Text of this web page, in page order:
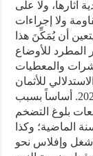
آثارها، ولا على
ولا إجراءات
أن يُمَكِّنَ هذا
المطرد للأوضاع
والمعطيات
للأثمان
عند الاستهلاك ب 10,1% خلال شهر فبراير 2023. أساساً بسبب
الغذائية ب 20,1%؛ وتوقعات بلوغ التضخم
بعد بلوغه 6.6% السنة الماضية؛ وكذا
لنحو 24 ألف منصب شغل وإفلاس نحو